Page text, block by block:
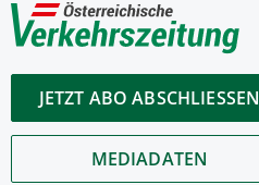
JETZT ABO ABSCHLIESSEN
MEDIADATEN